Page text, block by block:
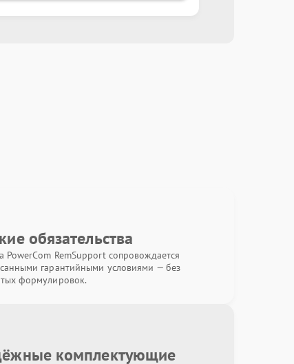
обязательства
PowerCom RemSupport сопровождается
гарантийными условиями — без
формулировок.
комплектующие